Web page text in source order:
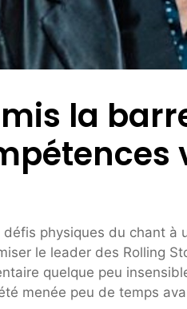
la
physiques du chant à
le leader des Rolling
quelque peu
menée peu de temps